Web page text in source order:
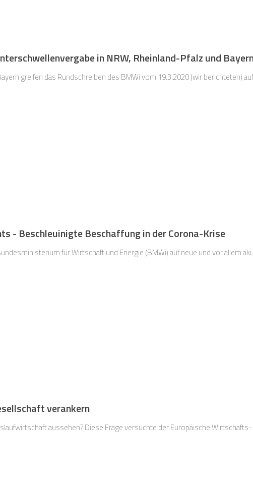
in NRW, Rheinland-Pfalz und
greifen das Rundschreiben des BMWi vom 19.3.2020 (wir berichteten)
- Beschleuinigte Beschaffung in der Corona-Krise
für Wirtschaft und Energie (BMWi) auf neue und vor allem
verankern
aussehen? Diese Frage versuchte der Europäische Wirtschafts-